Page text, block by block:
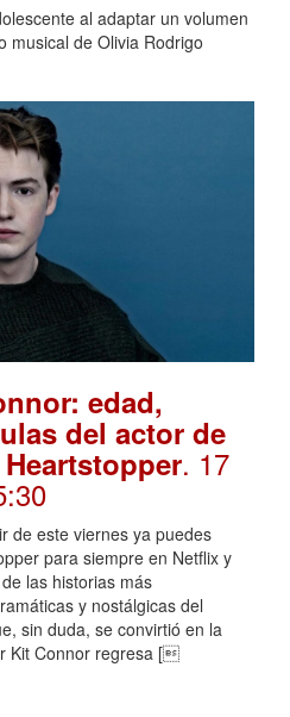
al adaptar un volumen
musical de Olivia Rodrigo
edad,
del actor de
. 17
de este viernes ya puedes
para siempre en Netflix y
las historias más
y nostálgicas del
sin duda, se convirtió en la
Kit Connor regresa [